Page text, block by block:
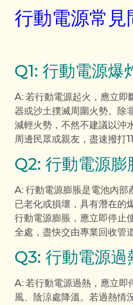
行動電源常
Q1: 行動電源爆
A: 若行動電源起火，應立即
器或沙土撲滅周圍火勢。除
減輕火勢，不然不建議以沖
周邊民眾或親友，盡速撥打
Q2: 行動電源膨
A: 行動電源膨脹是電池內部
已老化或損壞，具有潛在的
行動電源膨脹，應立即停止
全處，盡快交由專業回收管
Q3: 行動電源過
A: 若行動電源過熱，應立即
風、陰涼處降溫。若過熱情